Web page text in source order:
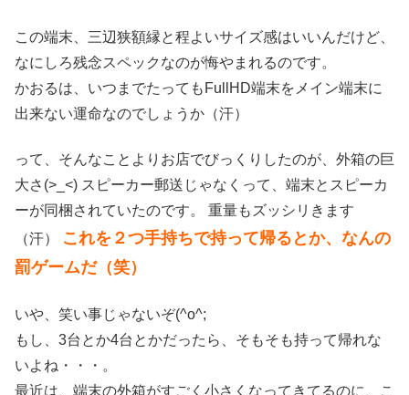
この端末、三辺狭額縁と程よいサイズ感はいいんだけど、
なにしろ残念スペックなのが悔やまれるのです。
かおるは、いつまでたってもFullHD端末をメイン端末に
出来ない運命なのでしょうか（汗）
って、そんなことよりお店でびっくりしたのが、外箱の巨
大さ(>_<) スピーカー郵送じゃなくって、端末とスピーカ
ーが同梱されていたのです。 重量もズッシリきます
（汗）
これを２つ手持ちで持って帰るとか、なんの
罰ゲームだ（笑）
いや、笑い事じゃないぞ(^o^;
もし、3台とか4台とかだったら、そもそも持って帰れな
いよね・・・。
最近は、端末の外箱がすごく小さくなってきてるのに、こ